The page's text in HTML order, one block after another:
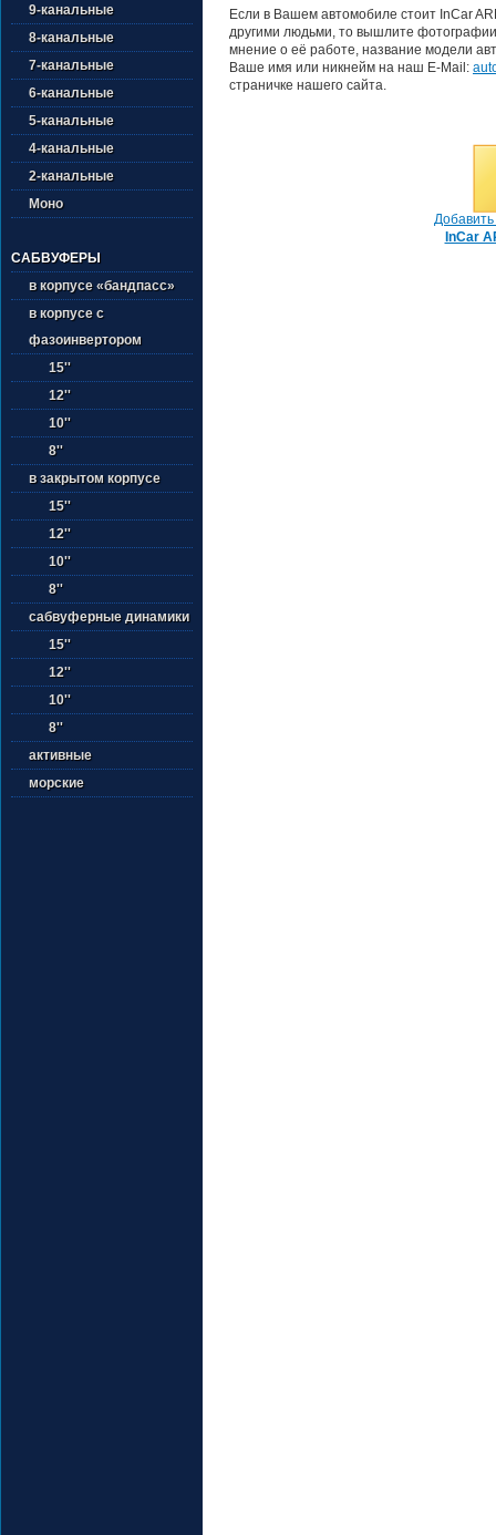
9-канальные
8-канальные
7-канальные
6-канальные
5-канальные
4-канальные
2-канальные
Моно
САБВУФЕРЫ
в корпусе «бандпасс»
в корпусе с
фазоинвертором
15''
12''
10''
8''
в закрытом корпусе
15''
12''
10''
8''
сабвуферные динамики
15''
12''
10''
8''
активные
морские
Если в Вашем автомобиле стоит InCar
другими людьми, то вышлите
мнение о её работе, название модели
Ваше имя или никнейм на наш E-Mail:
страничке нашего сайта.
InCar